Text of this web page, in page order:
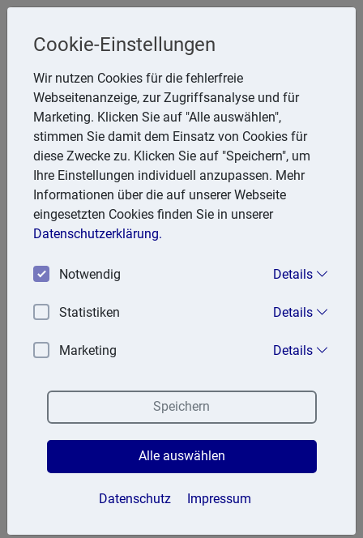
Friedhelm Glanert
Breitenbachstr. 28, 47809 Krefeld
Telefon: 2151 951857
E-Mail:FGlanert@aol.com
Lexika
Volltext-Suche in den Lexika
Rechtslexikon
Anfechtung des Testaments
Unter bestimmten Voraussetzungen besteht die
Möglichkeit, eine letztwillige Verfügung des Erblassers
durch Anfechtung zu beseitigen. Wichtige
Voraussetzungen sind, dass ein Anfechtungsgrund vorliegt,
die Berechtigung zur Anfechtung gegeben ist und die
Cookie-Einstellungen
Wir nutzen Cookies für die fehlerfreie
Webseitenanzeige, zur Zugriffsanalyse und für
Marketing. Klicken Sie auf "Alle auswählen",
stimmen Sie damit dem Einsatz von Cookies für
diese Zwecke zu. Klicken Sie auf "Speichern", um
Ihre Einstellungen individuell anzupassen. Mehr
Informationen über die auf unserer Webseite
eingesetzten Cookies finden Sie in unserer
Datenschutzerklärung.
Notwendig Details
Statistiken Details
Marketing Details
Datenschutz Impressum
Speichern
Alle auswählen